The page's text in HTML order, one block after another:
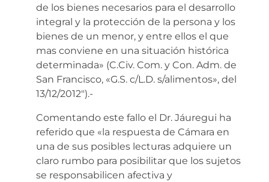
de los bienes necesarios para el desarrollo
integral y la protección de la persona y los
bienes de un menor, y entre ellos el que
mas conviene en una situación histórica
determinada» (C.Civ. Com. y Con. Adm. de
San Francisco, «G.S. c/L.D. s/alimentos», del
13/12/2012″).-
Comentando este fallo el Dr. Jáuregui ha
referido que «la respuesta de Cámara en
una de sus posibles lecturas adquiere un
claro rumbo para posibilitar que los sujetos
se responsabilicen afectiva y